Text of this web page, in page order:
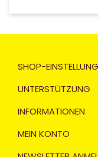
SHOP-
UNTERSTÜTZUNG
INFORMATIONEN
MEIN KONTO